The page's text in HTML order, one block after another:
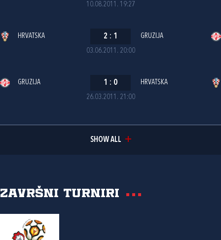
10.08.2011. 19:27
03.06.2011. 20:00
HRVATSKA 2 : 1 GRUZIJA
26.03.2011. 21:00
GRUZIJA 1 : 0 HRVATSKA
SHOW ALL
Završni turniri